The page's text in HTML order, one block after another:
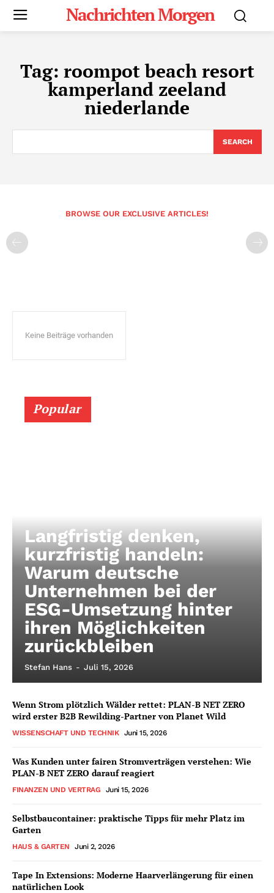
Nachrichten Morgen
Tag: roompot beach resort
kamperland zeeland
niederlande
SEARCH
BROWSE OUR EXCLUSIVE ARTICLES!
Keine Beiträge vorhanden
Popular
Langfristig denken,
kurzfristig handeln:
Warum deutsche
Unternehmen bei der
ESG-Umsetzung hinter
ihren Möglichkeiten
zurückbleiben
Stefan Hans - Juli 15, 2026
Wenn Strom plötzlich Wälder rettet: PLAN-B NET ZERO
wird erster B2B Rewilding-Partner von Planet Wild
WISSENSCHAFT UND TECHNIK Juni 15, 2026
Was Kunden unter fairen Stromverträgen verstehen: Wie
PLAN-B NET ZERO darauf reagiert
FINANZEN UND VERTRAG Juni 15, 2026
Selbstbaucontainer: praktische Tipps für mehr Platz im
Garten
HAUS & GARTEN Juni 2, 2026
Tape In Extensions: Moderne Haarverlängerung für einen
natürlichen Look